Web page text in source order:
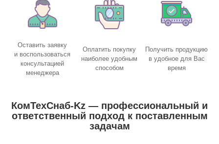
Оставить заявку
и воспользоваться
консультацией
менеджера
Оплатить покупку
наиболее удобным
способом
Получить продукцию
в удобное для Вас
время
КомТехСнаб-Kz — профессиональный и
ответственный подход к поставленным
задачам